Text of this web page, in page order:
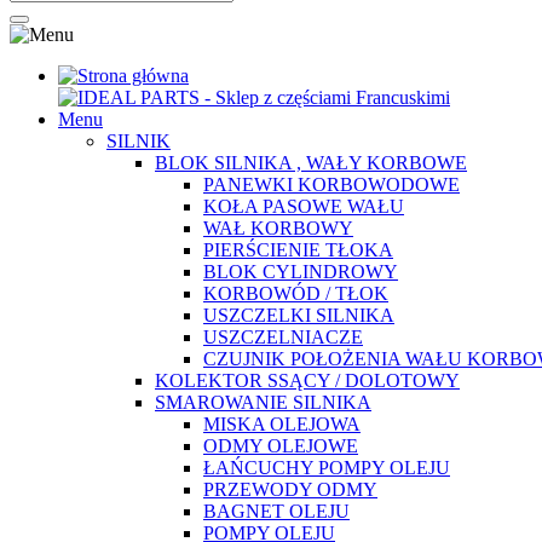
Menu
SILNIK
BLOK SILNIKA , WAŁY KORBOWE
PANEWKI KORBOWODOWE
KOŁA PASOWE WAŁU
WAŁ KORBOWY
PIERŚCIENIE TŁOKA
BLOK CYLINDROWY
KORBOWÓD / TŁOK
USZCZELKI SILNIKA
USZCZELNIACZE
CZUJNIK POŁOŻENIA WAŁU
KOLEKTOR SSĄCY / DOLOTOWY
SMAROWANIE SILNIKA
MISKA OLEJOWA
ODMY OLEJOWE
ŁAŃCUCHY POMPY OLEJU
PRZEWODY ODMY
BAGNET OLEJU
POMPY OLEJU